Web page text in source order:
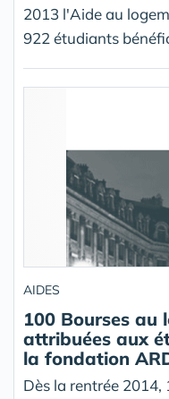
2013 l'Aide au
922 étudiants
AIDES
100 Bourses au
attribuées aux
la fondation
Dès la rentrée